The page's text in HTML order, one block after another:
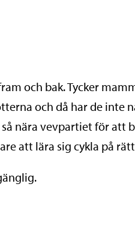
och bak. Tycker
och då har de inte
nära vevpartiet för
att lära sig cykla på